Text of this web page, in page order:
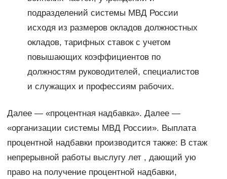
подразделений системы МВД России
исходя из размеров окладов должностных
окладов, тарифных ставок с учетом
повышающих коэффициентов по
должностям руководителей, специалистов
и служащих и профессиям рабочих.
Далее — «процентная надбавка». Далее —
«организации системы МВД России». Выплата
процентной надбавки производится также: В стаж
непрерывной работы выслугу лет , дающий ую
право на получение процентной надбавки,